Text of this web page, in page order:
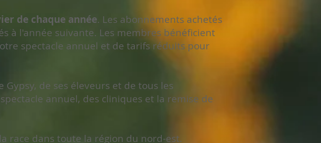
de chaque année. Les abonnements achetés
à l'année suivante. Les membres bénéficient
spectacle annuel et de tarifs réduits pour
de ses éleveurs et de tous les
annuel, des cliniques et la remise de
race dans toute la région du nord-est.